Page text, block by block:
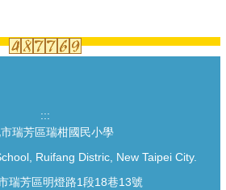
:::
瑞芳區瑞柑國民小學
Ruifang Distric, New Taipei City.
瑞芳區明燈路1段18巷13號